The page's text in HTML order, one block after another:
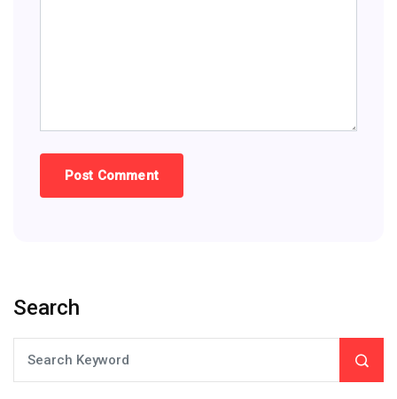
Search